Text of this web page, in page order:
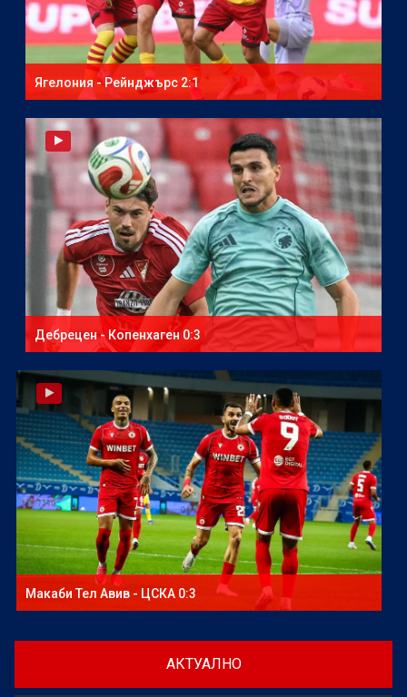
Ягелония - Рейнджърс 2:1
Дебрецен - Копенхаген 0:3
Макаби Тел Авив - ЦСКА 0:3
АКТУАЛНО